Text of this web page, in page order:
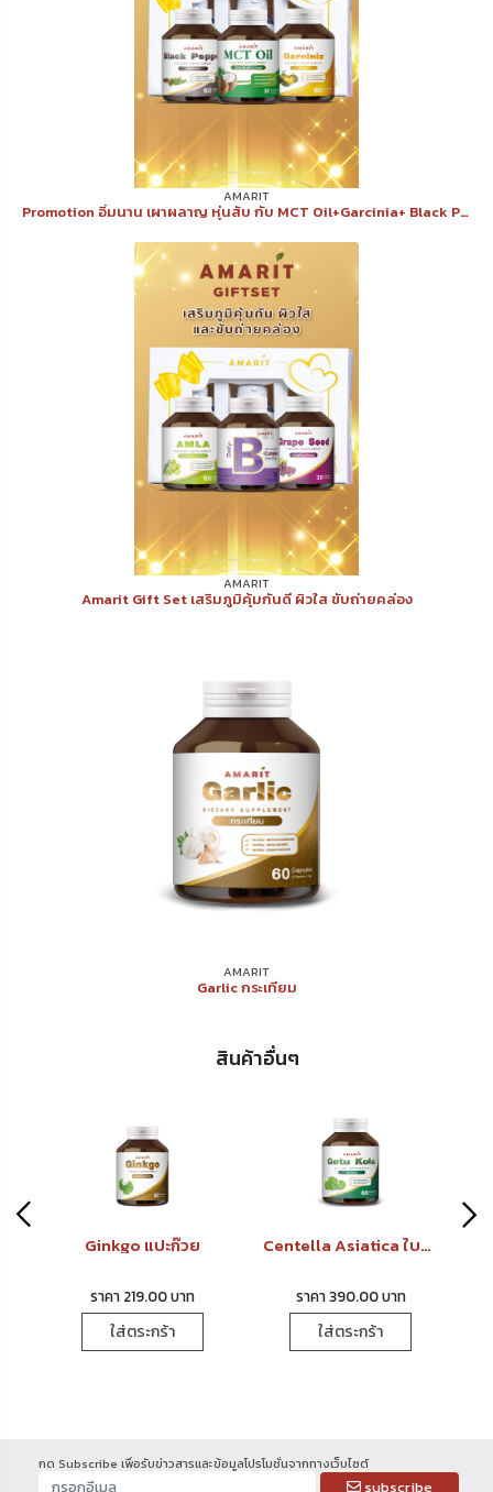
AMARIT
Promotion อิ่มนาน เผาผลาญ หุ่นสับ กับ MCT Oil+Garcinia+ Black Pepper
AMARIT
Amarit Gift Set เสริมภูมิคุ้มกันดี ผิวใส ขับถ่ายคล่อง
AMARIT
Garlic กระเทียม
สินค้าอื่นๆ
Ginkgo แปะก๊วย
ราคา 219.00 บาท
ใส่ตระกร้า
Centella Asiatica ใบบัวบก
ราคา 390.00 บาท
ใส่ตระกร้า
กด Subscribe เพื่อรับข่าวสารและข้อมูลโปรโมชั่นจากทางเว็บไซต์
subscribe